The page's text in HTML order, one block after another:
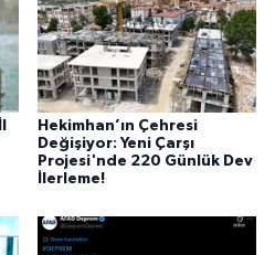
Hekimhan’ın Çehresi
Değişiyor: Yeni Çarşı
Projesi'nde 220 Günlük Dev
İlerleme!